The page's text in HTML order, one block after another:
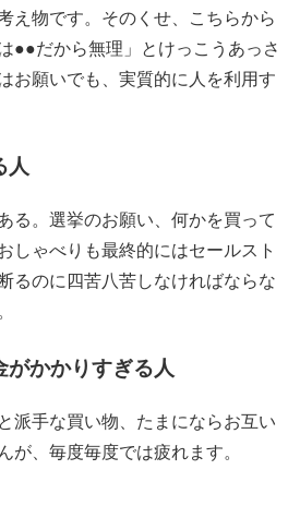
え物です。そのくせ、こちらから
●●だから無理」とけっこうあっさ
お願いでも、実質的に人を利用す
人
る。選挙のお願い、何かを買って
しゃべりも最終的にはセールスト
るのに四苦八苦しなければならな
がかかりすぎる人
派手な買い物、たまにならお互い
が、毎度毎度では疲れます。